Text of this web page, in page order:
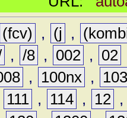
(fcv) , (j ,
, /8 , 002 , 02
, 100nx ,
111 , 114 , 12